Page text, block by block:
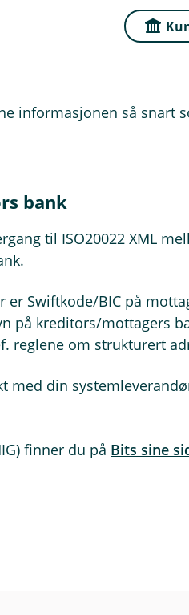
strukturert eller hybrid
strukturert landkode
stedsnavn/by og landkode
å kontakte
informasjonen så snart
bank
til ISO20022 XML
Swiftkode/BIC på
på kreditors/mottagers
reglene om strukturert
med din
finner du på Bits sine